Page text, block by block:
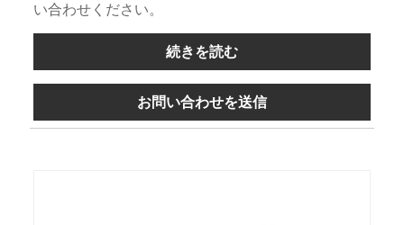
い合わせください。
続きを読む
お問い合わせを送信